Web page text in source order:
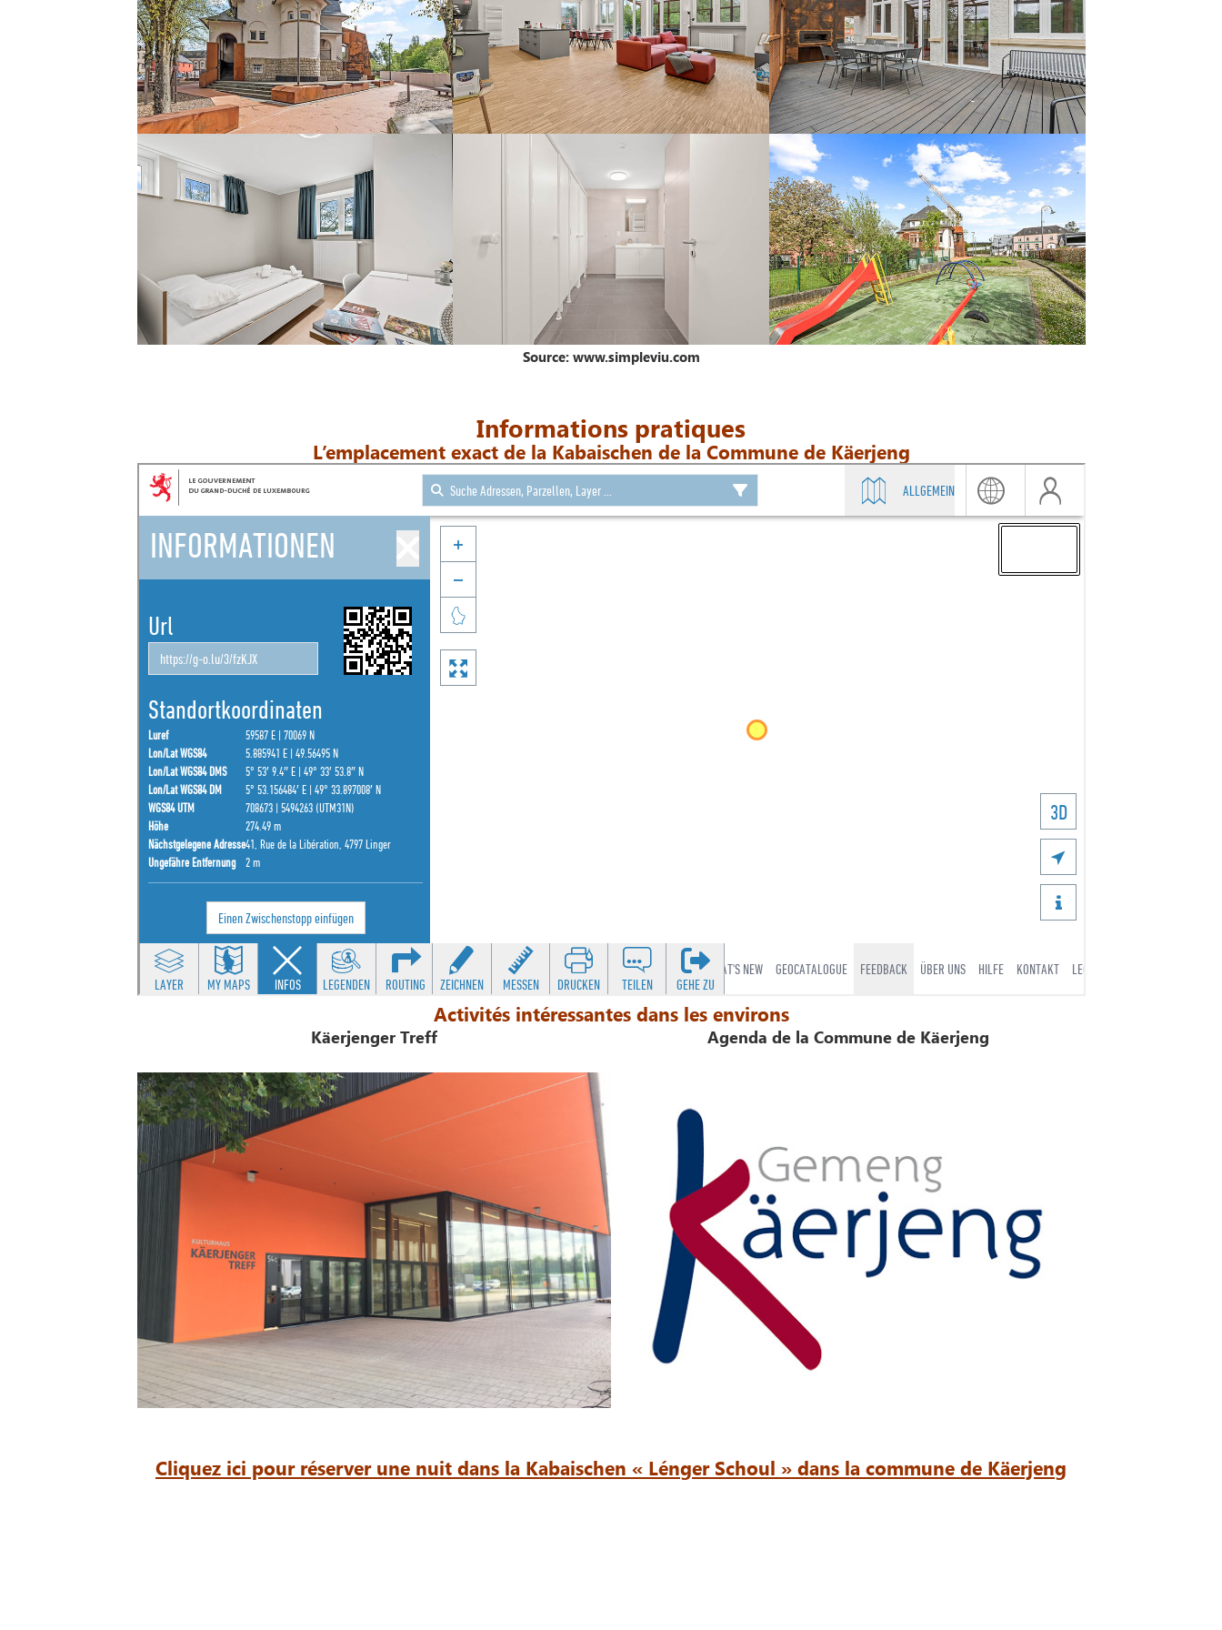
Source: www.simpleviu.com
Informations pratiques
L’emplacement exact de la Kabaischen de la Commune de Käerjeng
Activités intéressantes dans les environs
Käerjenger Treff Agenda de la Commune de Käerjeng
Cliquez ici pour réserver une nuit dans la Kabaischen « Lénger Schoul » dans la commune de Käerjeng